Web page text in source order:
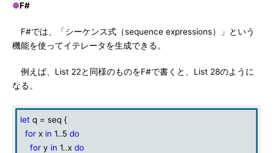
●F#
F#では、「シーケンス式（sequence expressions）」という
機能を使ってイテレータを生成できる。
例えば、List 22と同様のものをF#で書くと、List 28のように
なる。
let q = seq {
for x in 1..5 do
for y in 1..x do